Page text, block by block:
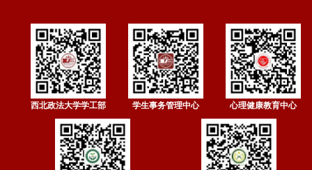
西北政法大学学工部 学生事务管理中心 心理健康教育中心